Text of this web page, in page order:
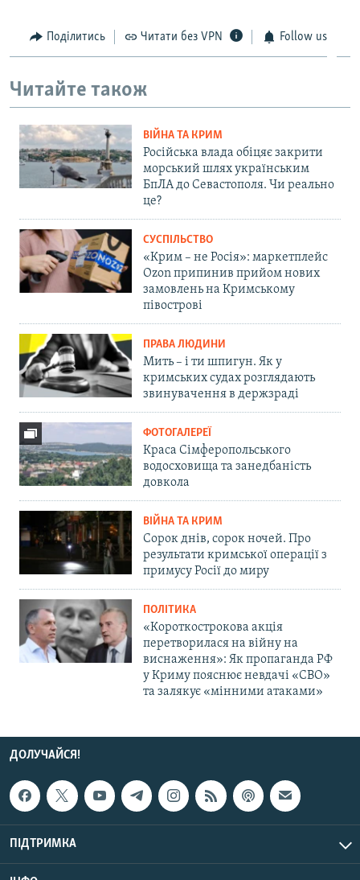
Поділитись Читати без VPN Follow us
Читайте також
ВІЙНА ТА КРИМ
Російська влада обіцяє закрити
морський шлях українським
БпЛА до Севастополя. Чи реально
це?
СУСПІЛЬСТВО
«Крим – не Росія»: маркетплейс
Ozon припинив прийом нових
замовлень на Кримському
півострові
ПРАВА ЛЮДИНИ
Мить – і ти шпигун. Як у
кримських судах розглядають
звинувачення в держзраді
ФОТОГАЛЕРЕЇ
Краса Сімферопольського
водосховища та занедбаність
довкола
ВІЙНА ТА КРИМ
Сорок днів, сорок ночей. Про
результати кримської операції з
примусу Росії до миру
ПОЛІТИКА
«Короткострокова акція
перетворилася на війну на
виснаження»: Як пропаганда РФ
у Криму пояснює невдачі «СВО»
та залякує «мінними атаками»
ДОЛУЧАЙСЯ!
ПІДТРИМКА